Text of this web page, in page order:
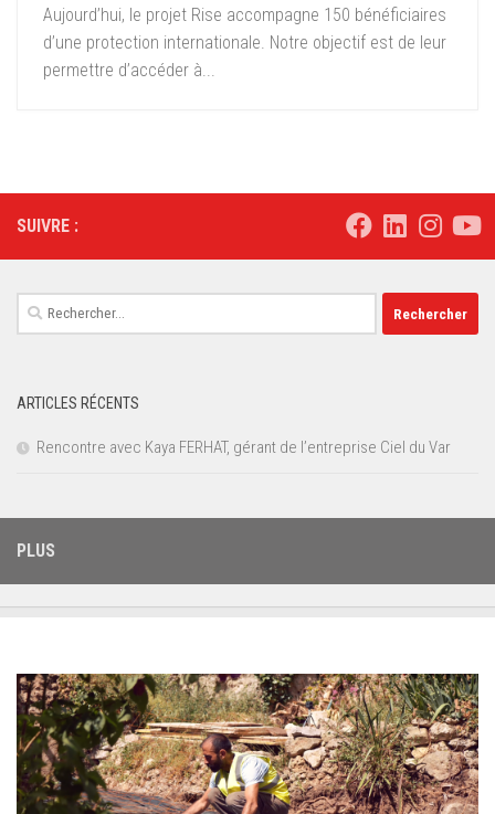
Aujourd’hui, le projet Rise accompagne 150 bénéficiaires
d’une protection internationale. Notre objectif est de leur
permettre d’accéder à...
SUIVRE :
Rechercher :
ARTICLES RÉCENTS
Rencontre avec Kaya FERHAT, gérant de l’entreprise Ciel du Var
PLUS